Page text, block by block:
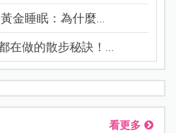
金睡眠：為什麼...
在做的散步秘訣！...
看更多